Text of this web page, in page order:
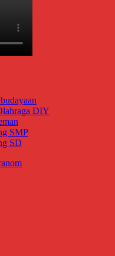
DIY
SMP
SD